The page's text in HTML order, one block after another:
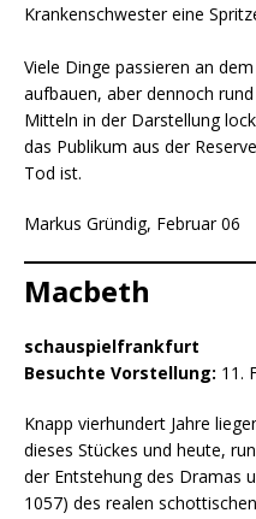
Krankenschwester eine
Viele Dinge passieren an
aufbauen, aber dennoch
Mitteln in der Darstellung
das Publikum aus der
Tod ist.
Markus Gründig, Februar 06
Macbeth
schauspielfrankfurt
Besuchte Vorstellung: 11.
Knapp vierhundert Jahre
dieses Stückes und heute,
der Entstehung des Dramas
1057) des realen